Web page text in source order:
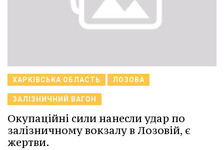
ХАРКІВСЬКА ОБЛАСТЬ ЛОЗОВА
ЗАЛІЗНИЧНИЙ ВАГОН
Окупаційні сили нанесли удар по
залізничному вокзалу в Лозовій, є
жертви.